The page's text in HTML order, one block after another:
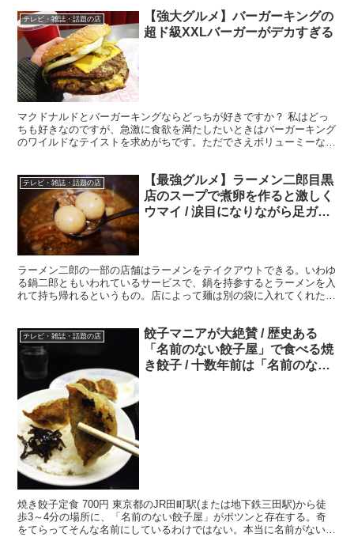
テレビ・雑誌・話題の店
【強大グルメ】バーガーキングの
超ド級XXLバーガーがデカすぎる
マクドナルドとバーガーキングならどっちが好きですか？ 私はどっ
ちも好きなのですが、急激に食欲を満たしたいときはバーガーキング
のワイルドなテイストを求めがちです。ただでさえボリューミーなバ
テレビ・雑誌・話題の店
【最強グルメ】ラーメン二郎目黒
店のスープで煮卵を作ると激しく
ウマイ / 涙目になりながら足ガク
ラーメン二郎の一部の店舗はラーメンをテイクアウトできる。いわゆ
る鍋二郎ともいわれているサービスで、鍋を持参するとラーメンを入
れて持ち帰れるというもの。店によって麺は別の袋に入れてくれた
テレビ・雑誌・話題の店
餃子マニアが大絶賛 / 歴史ある
「名前のない餃子屋」で食べる焼
き餃子 / 十数年前は「名前のない
焼き餃子定食 700円 東京都のJR田町駅(または地下鉄三田駅)から徒
歩3～4分の場所に、「名前のない餃子屋」がポツンと存在する。奇
をてらってそんな名前にしているわけではない。本当に名前がないの